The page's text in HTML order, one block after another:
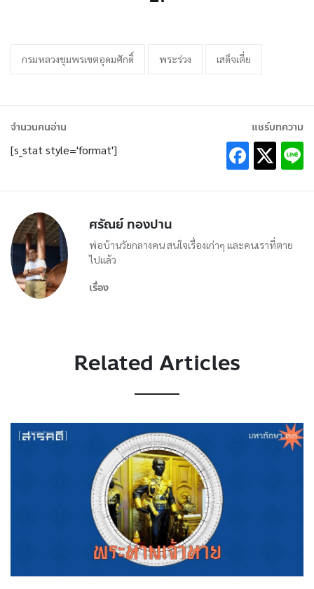
กรมหลวงชุมพรเขตอุดมศักดิ์ พระร่วง เสด็จเตี่ย
จำนวนคนอ่าน
[s_stat style='format']
แชร์บทความ
ศรัณย์ ทองปาน
พ่อบ้านวัยกลางคน สนใจเรื่องเก่าๆ และคนเราที่ตาย
ไปแล้ว
เรื่อง
Related Articles